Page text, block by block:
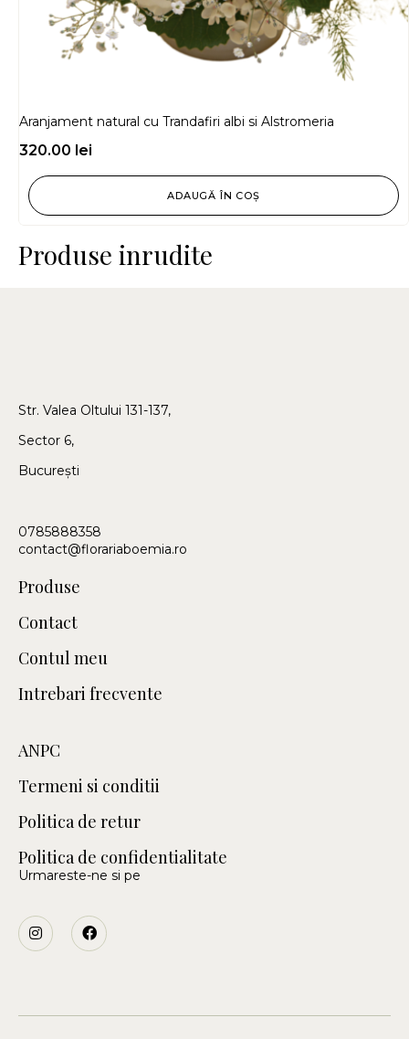
Aranjament natural cu Trandafiri albi si Alstromeria
320.00 lei
ADAUGĂ ÎN COȘ
Produse inrudite
Str. Valea Oltului 131-137,
Sector 6,
București
0785888358
contact@florariaboemia.ro
Produse
Contact
Contul meu
Intrebari frecvente
ANPC
Termeni si conditii
Politica de retur
Politica de confidentialitate
Urmareste-ne si pe